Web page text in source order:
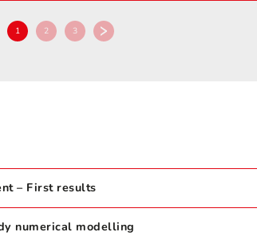
1 2 3
– First results
numerical modelling